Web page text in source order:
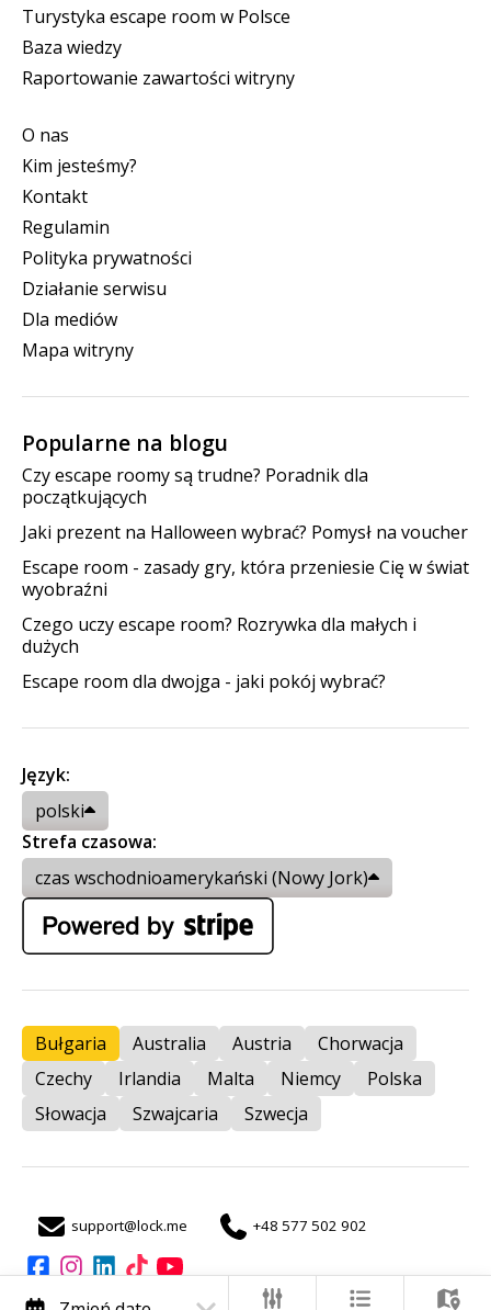
Turystyka escape room w Polsce
Baza wiedzy
Raportowanie zawartości witryny
O nas
Kim jesteśmy?
Kontakt
Regulamin
Polityka prywatności
Działanie serwisu
Dla mediów
Mapa witryny
Popularne na blogu
Czy escape roomy są trudne? Poradnik dla
początkujących
Jaki prezent na Halloween wybrać? Pomysł na voucher
Escape room - zasady gry, która przeniesie Cię w świat
wyobraźni
Czego uczy escape room? Rozrywka dla małych i
dużych
Escape room dla dwojga - jaki pokój wybrać?
Język:
polski
Strefa czasowa:
czas wschodnioamerykański (Nowy Jork)
Bułgaria Australia Austria
Chorwacja
Czechy
Irlandia Malta Niemcy
Polska
Słowacja
Szwajcaria Szwecja
support@lock.me +48 577 502 902
auto